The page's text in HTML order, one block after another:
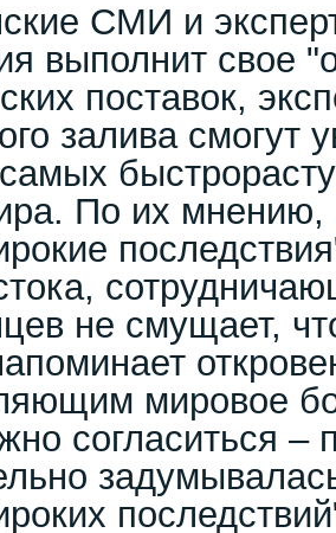
СМИ и
выполнит свое
поставок,
залива смогут
По их мнению,
не смущает,
мировое
согласиться –